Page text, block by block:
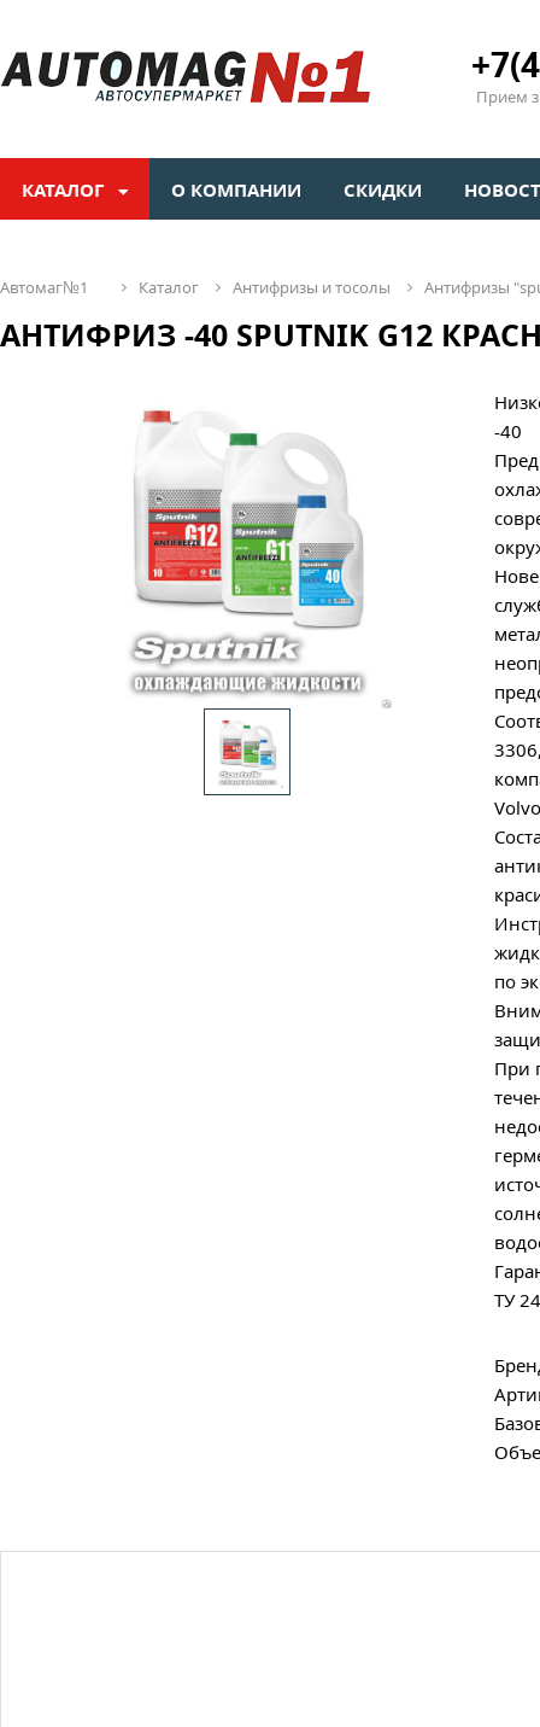
Прием
КАТАЛОГ О КОМПАНИИ СКИДКИ
автомаг№1 каталог антифризы и тосолы антифризы
АНТИФРИЗ -40 SPUTNIK G12
-40
по
При
ТУ